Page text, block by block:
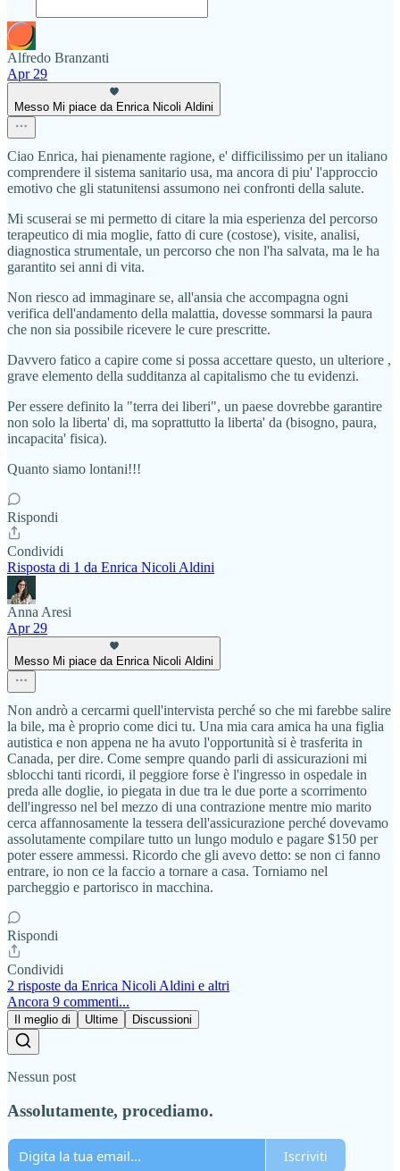
Alfredo Branzanti
Apr 29
Messo Mi piace da Enrica Nicoli Aldini
Ciao Enrica, hai pienamente ragione, e' difficilissimo per un italiano
comprendere il sistema sanitario usa, ma ancora di piu' l'approccio
emotivo che gli statunitensi assumono nei confronti della salute.
Mi scuserai se mi permetto di citare la mia esperienza del percorso
terapeutico di mia moglie, fatto di cure (costose), visite, analisi,
diagnostica strumentale, un percorso che non l'ha salvata, ma le ha
garantito sei anni di vita.
Non riesco ad immaginare se, all'ansia che accompagna ogni
verifica dell'andamento della malattia, dovesse sommarsi la paura
che non sia possibile ricevere le cure prescritte.
Davvero fatico a capire come si possa accettare questo, un ulteriore ,
grave elemento della sudditanza al capitalismo che tu evidenzi.
Per essere definito la "terra dei liberi", un paese dovrebbe garantire
non solo la liberta' di, ma soprattutto la liberta' da (bisogno, paura,
incapacita' fisica).
Quanto siamo lontani!!!
Rispondi
Condividi
Risposta di 1 da Enrica Nicoli Aldini
Anna Aresi
Apr 29
Messo Mi piace da Enrica Nicoli Aldini
Non andrò a cercarmi quell'intervista perché so che mi farebbe salire
la bile, ma è proprio come dici tu. Una mia cara amica ha una figlia
autistica e non appena ne ha avuto l'opportunità si è trasferita in
Canada, per dire. Come sempre quando parli di assicurazioni mi
sblocchi tanti ricordi, il peggiore forse è l'ingresso in ospedale in
preda alle doglie, io piegata in due tra le due porte a scorrimento
dell'ingresso nel bel mezzo di una contrazione mentre mio marito
cerca affannosamente la tessera dell'assicurazione perché dovevamo
assolutamente compilare tutto un lungo modulo e pagare $150 per
poter essere ammessi. Ricordo che gli avevo detto: se non ci fanno
entrare, io non ce la faccio a tornare a casa. Torniamo nel
parcheggio e partorisco in macchina.
Rispondi
Condividi
2 risposte da Enrica Nicoli Aldini e altri
Ancora 9 commenti...
Il meglio di Ultime Discussioni
Nessun post
Assolutamente, procediamo.
Iscriviti